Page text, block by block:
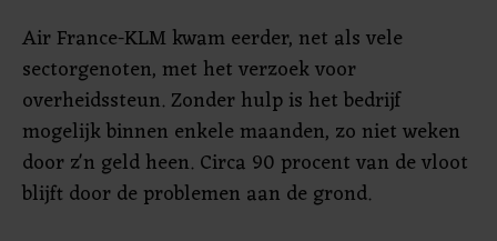
Air France-KLM kwam eerder, net als vele
sectorgenoten, met het verzoek voor
overheidssteun. Zonder hulp is het bedrijf
mogelijk binnen enkele maanden, zo niet weken
door z'n geld heen. Circa 90 procent van de vloot
blijft door de problemen aan de grond.